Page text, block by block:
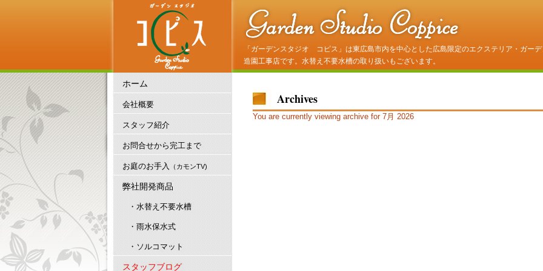
「ガーデンスタジオ コピス」は東広島市内を中心とした広島限定のエクステリア・ガー
造園工事店です。水替え不要水槽の取り扱いもございます。
Archives
You are currently viewing archive for 7月 2026
ホーム
会社概要
スタッフ紹介
お問合せから完工まで
お庭のお手入（カモンTV)
弊社開発商品
・水替え不要水槽
・雨水保水式
・ソルコマット
スタッフブログ